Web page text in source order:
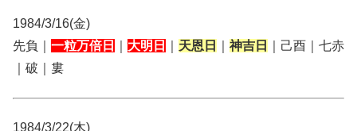
1984/3/16(金)
先負｜ 一粒万倍日 大明日 天恩日 神吉日
｜己酉｜七赤
｜破｜婁
1984/3/22(木)